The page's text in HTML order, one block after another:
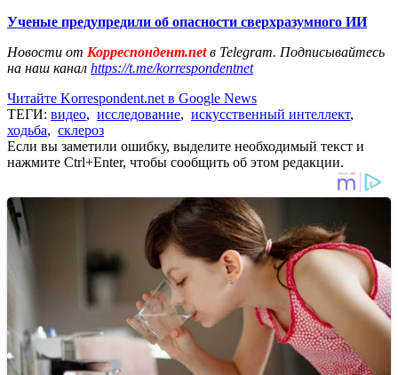
Ученые предупредили об опасности сверхразумного ИИ
Новости от Корреспондент.netв Telegram. Подписывайтесь
на наш канал https://t.me/korrespondentnet
Читайте Korrespondent.net в Google News
ТЕГИ: видео, исследование, искусственный интеллект,
ходьба, склероз
Если вы заметили ошибку, выделите необходимый текст и
нажмите Ctrl+Enter, чтобы сообщить об этом редакции.